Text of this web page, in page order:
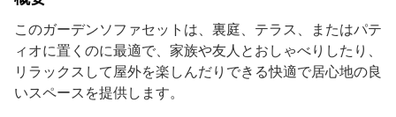
このガーデンソファセットは、裏庭、テラス、またはパテ
ィオに置くのに最適で、家族や友人とおしゃべりしたり、
リラックスして屋外を楽しんだりできる快適で居心地の良
いスペースを提供します。